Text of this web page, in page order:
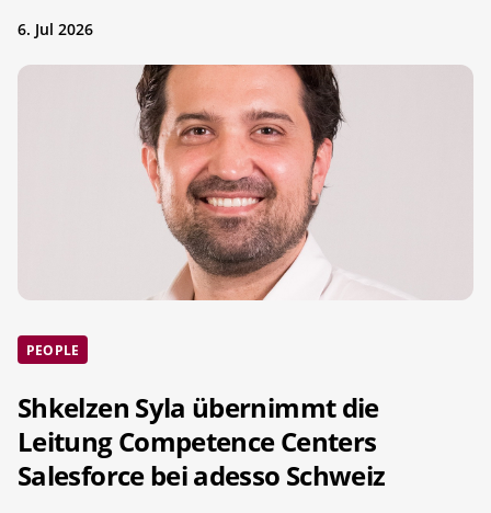
6. Jul 2026
PEOPLE
Shkelzen Syla übernimmt die
Leitung Competence Centers
Salesforce bei adesso Schweiz